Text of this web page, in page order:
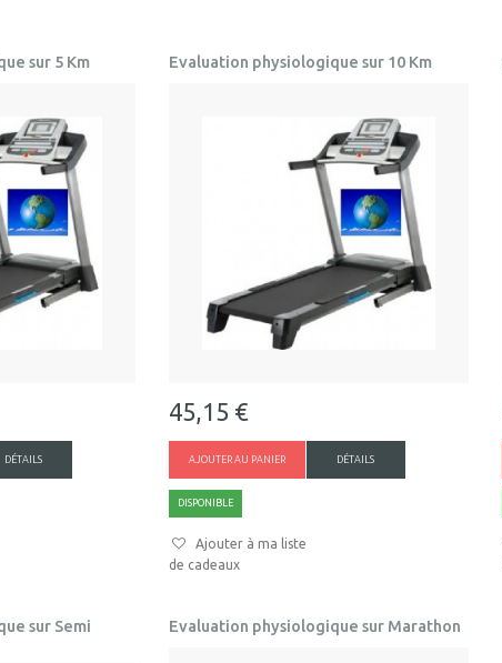
sur 5 Km
DÉTAILS
Evaluation physiologique sur 10 Km
45,15 €
AJOUTER AU PANIER DÉTAILS
DISPONIBLE
Ajouter à ma liste
de cadeaux
sur Semi
Evaluation physiologique sur Marathon